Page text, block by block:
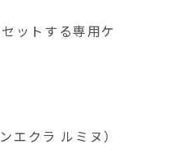
ットする専用ケ
エクラ ルミヌ）